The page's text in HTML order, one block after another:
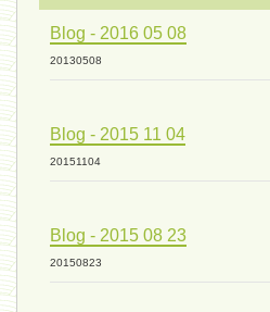
ressources de vie 04 - 26
mode de production industriel 01 -
Blog - 2016 05 08
20130508
Blog - 2015 11 04
20151104
Blog - 2015 08 23
20150823